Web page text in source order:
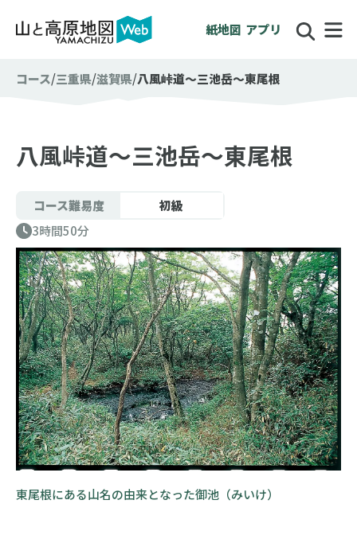
紙地図 アプリ
コース 三重県 滋賀県 八風峠道〜三池岳〜東尾根
八風峠道〜三池岳〜東尾根
コース難易度
初級
3時間50分
東尾根にある山名の由来となった御池（みいけ）